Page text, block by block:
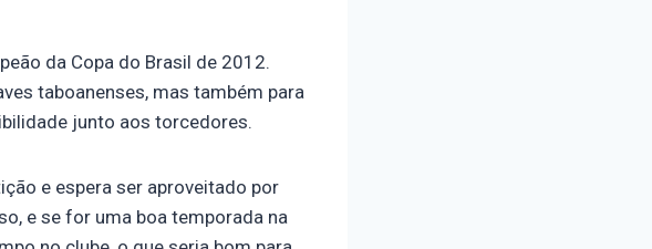
da Copa do Brasil de 2012.
taboanenses, mas também para
junto aos torcedores.
e espera ser aproveitado por
e se for uma boa temporada na